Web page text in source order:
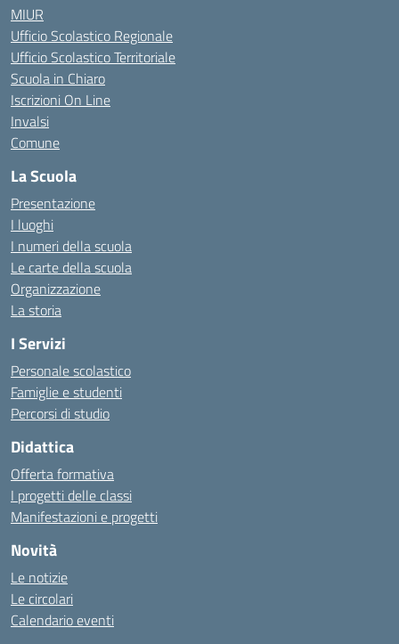
MIUR
Ufficio Scolastico Regionale
Ufficio Scolastico Territoriale
Scuola in Chiaro
Iscrizioni On Line
Invalsi
Comune
La Scuola
Presentazione
I luoghi
I numeri della scuola
Le carte della scuola
Organizzazione
La storia
I Servizi
Personale scolastico
Famiglie e studenti
Percorsi di studio
Didattica
Offerta formativa
I progetti delle classi
Manifestazioni e progetti
Novità
Le notizie
Le circolari
Calendario eventi